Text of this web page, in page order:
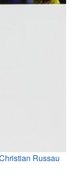
Russau